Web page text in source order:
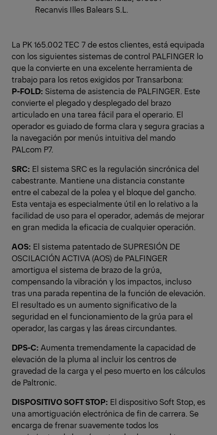
Recanvis Illes Balears S.L.
La PK 165.002 TEC 7 de estos clientes, está equipada
con los siguientes sistemas de control PALFINGER lo
que la convierte en una excelente herramienta de
trabajo para los retos exigidos por Transarbona:
P-FOLD: Sistema de asistencia de PALFINGER. Este
convierte el plegado y desplegado del brazo
articulado en una tarea fácil para el operario. El
operador es guiado de forma clara y segura gracias a
la navegación por menús intuitiva del mando
PALcom P7.
SRC: El sistema SRC es la regulación sincrónica del
cabestrante. Mantiene una distancia constante
entre el cabezal de la polea y el bloque del gancho.
Esta ventaja es especialmente útil en lo relativo a la
facilidad de uso para el operador, además de mejorar
en gran medida la eficacia de cualquier operación.
AOS: El sistema patentado de SUPRESIÓN DE
OSCILACIÓN ACTIVA (AOS) de PALFINGER
amortigua el sistema de brazo de la grúa,
compensando la vibración y los impactos, incluso
tras una parada repentina de la función de elevación.
El resultado es un aumento significativo de la
seguridad en el funcionamiento de la grúa para el
operador, las cargas y las áreas circundantes.
DPS-C: Aumenta tremendamente la capacidad de
elevación de la pluma al incluir los centros de
gravedad de la carga y el peso muerto en los cálculos
de Paltronic.
DISPOSITIVO SOFT STOP: El dispositivo Soft Stop, es
una amortiguación electrónica de fin de carrera. Se
encarga de frenar suavemente todos los